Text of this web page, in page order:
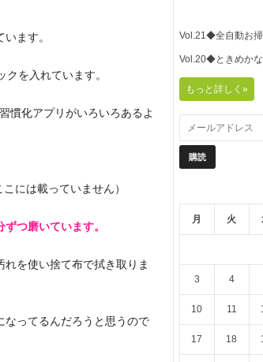
ます。
を入れています。
慣化アプリがいろいろあるよ
には載っていません）
つ磨いています。
を使い捨て布で拭き取りま
なってるんだろうと思うので
Vol.21◆全自動お
Vol.20◆ときめか
もっと詳しく»
月 火
3 4
10 11
17 18